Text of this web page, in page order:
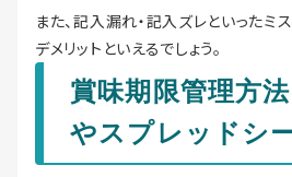
また、記入漏れ・記入ズレといったミ
デメリットといえるでしょう。
賞味期限管理方
やスプレッドシ